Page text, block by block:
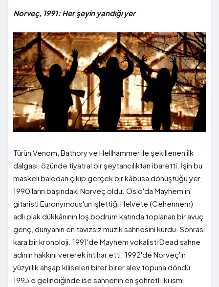
Norveç, 1991: Her şeyin yandığı yer
Türün Venom, Bathory ve Hellhammer ile şekillenen ilk
dalgası, özünde tiyatral bir şeytancılıktan ibaretti; İşin bu
maskeli balodan çıkıp gerçek bir kâbusa dönüştüğü yer,
1990'ların başındaki Norveç oldu. Oslo'da Mayhem'in
gitaristi Euronymous'un işlettiği Helvete (Cehennem)
adlı plak dükkânının loş bodrum katında toplanan bir avuç
genç, dünyanın en tavizsiz müzik sahnesini kurdu. Sonrası
kara bir kronoloji. 1991'de Mayhem vokalisti Dead sahne
adının hakkını vererek intihar etti. 1992'de Norveç'in
yüzyıllık ahşap kiliseleri birer birer alev topuna döndü.
1993'e gelindiğinde ise sahnenin en şöhretli iki ismi